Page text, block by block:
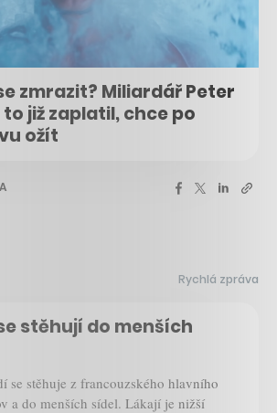
zmrazit? Miliardář Peter
to již zaplatil, chce po
ožít
Rychlá zpráva
stěhují do menších
se stěhuje z francouzského hlavního
a do menších sídel. Lákají je nižší